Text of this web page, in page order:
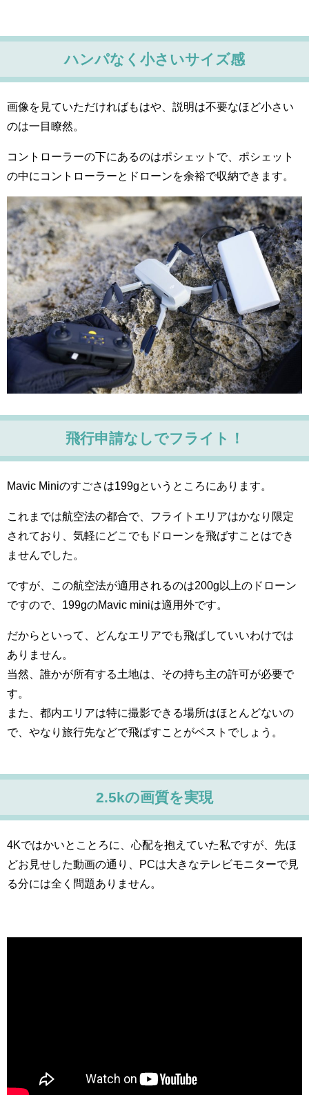
ハンパなく小さいサイズ感
画像を見ていただければもはや、説明は不要なほど小さい
のは一目瞭然。
コントローラーの下にあるのはポシェットで、ポシェット
の中にコントローラーとドローンを余裕で収納できます。
飛行申請なしでフライト！
Mavic Miniのすごさは199gというところにあります。
これまでは航空法の都合で、フライトエリアはかなり限定
されており、気軽にどこでもドローンを飛ばすことはでき
ませんでした。
ですが、この航空法が適用されるのは200g以上のドローン
ですので、199gのMavic miniは適用外です。
だからといって、どんなエリアでも飛ばしていいわけでは
ありません。
当然、誰かが所有する土地は、その持ち主の許可が必要で
す。
また、都内エリアは特に撮影できる場所はほとんどないの
で、やなり旅行先などで飛ばすことがベストでしょう。
2.5kの画質を実現
4Kではかいとことろに、心配を抱えていた私ですが、先ほ
どお見せした動画の通り、PCは大きなテレビモニターで見
る分には全く問題ありません。